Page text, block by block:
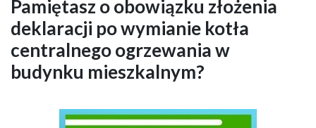
Pamiętasz o obowiązku złożenia
deklaracji po wymianie kotła
centralnego ogrzewania w
budynku mieszkalnym?